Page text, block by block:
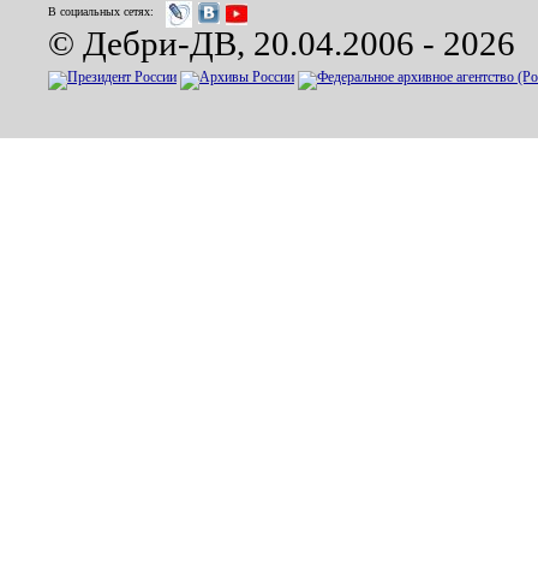
В социальных сетях:
© Дебри-ДВ, 20.04.2006 - 2026